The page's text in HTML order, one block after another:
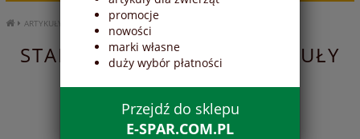
ARTYKUŁY PRZEMYSŁOWE ARTYKUŁY KUCHENNE
STAL NIERDZEWNA - ARTYKUŁY
KUCHENNE - ARTYKUŁY
PRZEMYSŁOWE
promocje
nowości
marki własne
duży wybór płatności
Przejdź do sklepu
E-SPAR.COM.PL